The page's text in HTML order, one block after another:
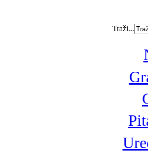
Traži...